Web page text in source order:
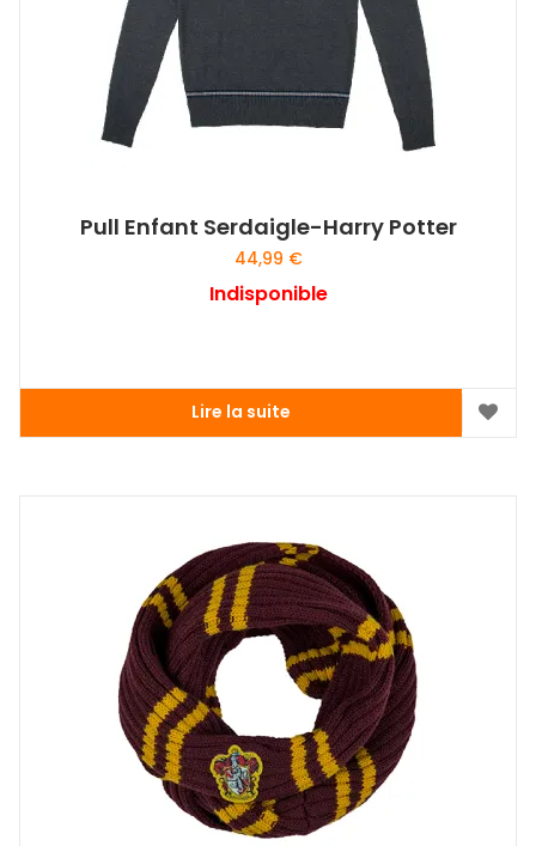
Pull Enfant Serdaigle-Harry Potter
44,99 €
Indisponible
Lire la suite